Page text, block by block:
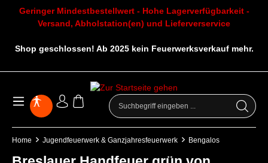
Geringer Mindestbestellwert - Hohe Lagerverfügbarkeit -
Versand, Abholstation(en) und Lieferverservice
Shop geschlossen! Ab 2025 kein Feuerwerksverkauf mehr.
Home Jugendfeuerwerk & Ganzjahresfeuerwerk Bengalos